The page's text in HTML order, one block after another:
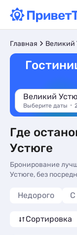
Главная Великий
Великий
Выберите даты
Где
Устюге
Бронирование
Устюге, без
гостиницах -
Недорого С
Сортировка